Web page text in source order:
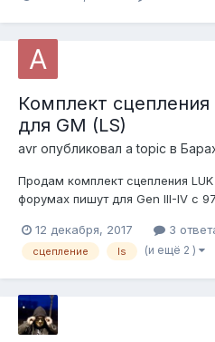
Комплект сцепления
для GM (LS)
avr опубликовал a topic в
Продам комплект сцепления LUK
форумах пишут для Gen III-IV с
сцепления на 26 шлицов,
оправка. На SBC Gen I не встал
12 декабря, 2017 3
сцепление ls (и ещё 2 )